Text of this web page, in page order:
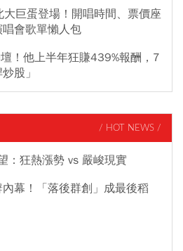
巨蛋登場！開唱時間、票價座
會歌單懶人包
！他上半年狂賺439%報酬，7
股」
/ HOT NEWS /
：狂熱漲勢 vs 嚴峻現實
幕！「落後群創」成最後稻